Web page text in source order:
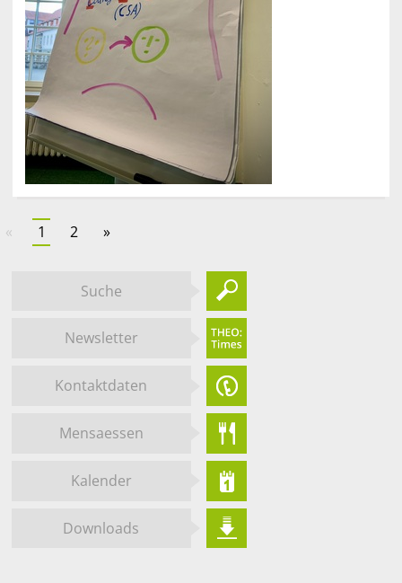
« 1 2 »
Suche
Newsletter
Kontaktdaten
Mensaessen
Kalender
Downloads